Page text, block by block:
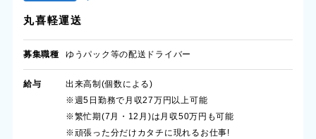
丸喜軽運送
募集職種 ゆうパック等の配送ドライバー
給与
出来高制(個数による)
※週5日勤務で月収27万円以上可能
※繁忙期(7月・12月)は月収50万円も可能
※頑張った分だけカタチに現れるお仕事!